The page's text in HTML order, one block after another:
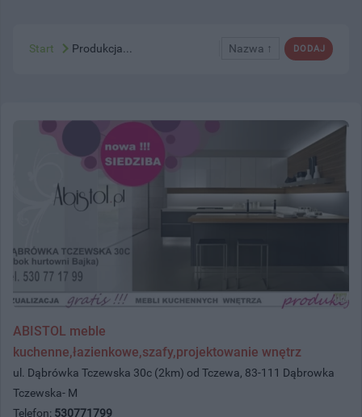
DODAJ
Nazwa ↑
Start Produkcja...
ABISTOL meble
kuchenne,łazienkowe,szafy,projektowanie wnętrz
ul. Dąbrówka Tczewska 30c (2km) od Tczewa, 83-111 Dąbrowka
Tczewska- M
Telefon: 530771799